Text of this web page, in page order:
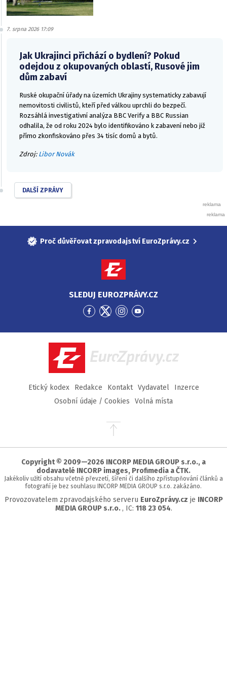
7. srpna 2026 17:09
Jak Ukrajinci přichází o bydlení? Pokud
odejdou z okupovaných oblastí, Rusové jim
dům zabaví
Ruské okupační úřady na územích Ukrajiny systematicky zabavují
nemovitosti civilistů, kteří před válkou uprchli do bezpečí.
Rozsáhlá investigativní analýza BBC Verify a BBC Russian
odhalila, že od roku 2024 bylo identifikováno k zabavení nebo již
přímo zkonfiskováno přes 34 tisíc domů a bytů.
Zdroj: Libor Novák
DALŠÍ ZPRÁVY
Proč důvěřovat zpravodajství EuroZprávy.cz
SLEDUJ EUROZPRÁVY.CZ
Přejít
Facebook
Přejít
Twitter
Přejít
Instagram
Přejít
YouTube
EuroZprávy.cz
Etický kodex Redakce Kontakt Vydavatel
Inzerce
Osobní údaje / Cookies
Volná místa
Přejít
stránky
Copyright © 2009—2026 INCORP MEDIA GROUP s.r.o., a
dodavatelé INCORP images, Profimedia a ČTK.
Jakékoliv užití obsahu včetně převzetí, šíření či dalšího zpřístupňování článků a
fotografií je bez souhlasu INCORP MEDIA GROUP s.r.o. zakázáno.
Provozovatelem zpravodajského serveru EuroZprávy.cz je INCORP
MEDIA GROUP s.r.o., IC: 118 23 054.